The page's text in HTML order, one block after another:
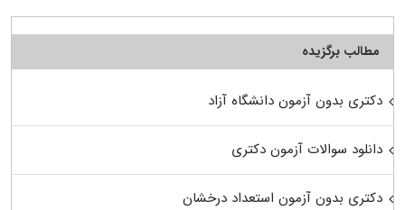
مطالب برگزیده
دکتری بدون آزمون دانشگاه آزاد
دانلود سوالات آزمون دکتری
دکتری بدون آزمون استعداد درخشان